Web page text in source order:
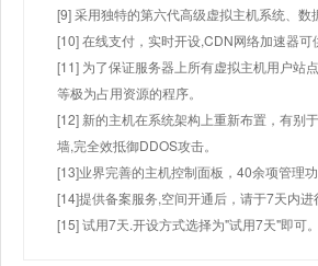
[9] 采用独特的第六代高级虚拟主机系统、
[10] 在线支付，实时开设,CDN网络加速器
[11] 为了保证服务器上所有虚拟主机用户站
等极为占用资源的程序。
[12] 新的主机在系统架构上重新布置，有别
墙,完全效抵御DDOS攻击。
[13]业界完善的主机控制面板，40余项管理
[14]提供备案服务,空间开通后，请于7天内进
[15] 试用7天.开设方式选择为"试用7天"即可。